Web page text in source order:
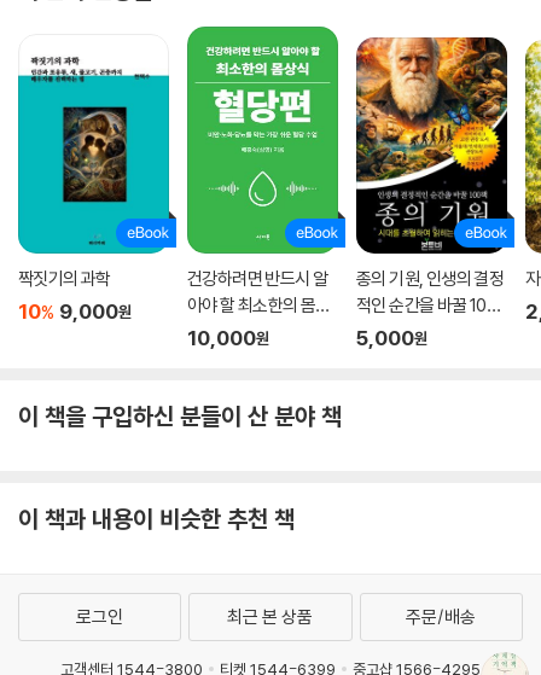
짝짓기의 과학
10% 9,000원
건강하려면 반드시 알
아야 할 최소한의 몸상
식 ? 혈당편
10,000원
종의 기원, 인생의 결정
적인 순간을 바꿀 100
책
5,000원
이 책을 구입하신 분들이 산 분야 책
이 책과 내용이 비슷한 추천 책
로그인 최근 본 상품 주문/배송
고객센터 1544-3800 티켓 1544-6399 중고샵 1566-4295